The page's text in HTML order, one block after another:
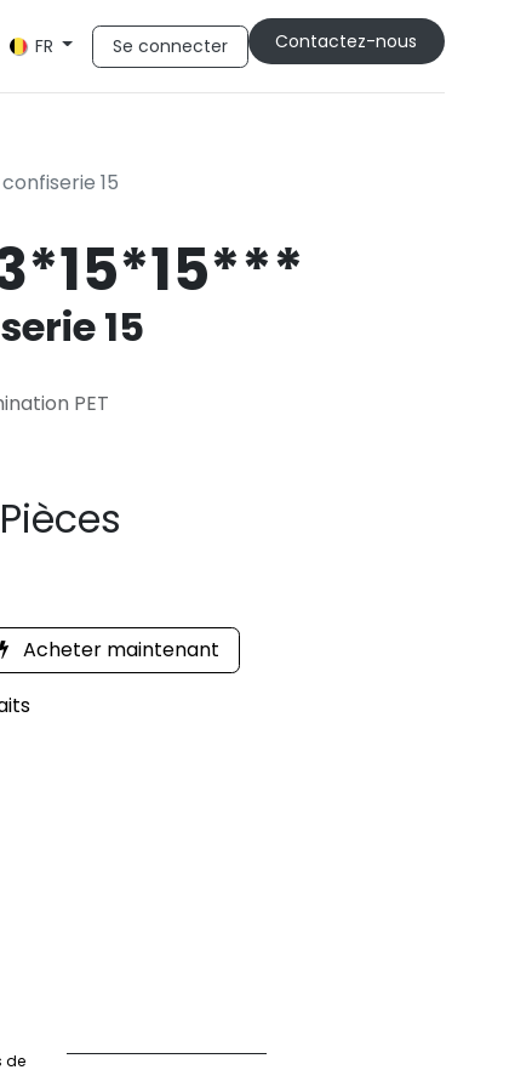
FR Se connecter Cont​​actez-nous
15
15
PET
Acheter maintenant
de